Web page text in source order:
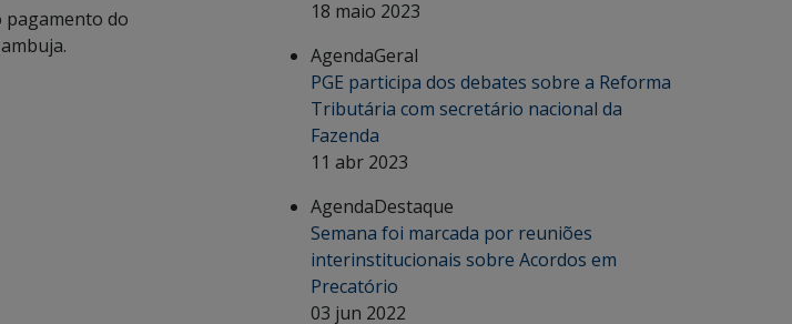
pagamento do
18 maio 2023
AgendaGeral
PGE participa dos debates sobre a Reforma
Tributária com secretário nacional da
Fazenda
11 abr 2023
AgendaDestaque
Semana foi marcada por reuniões
interinstitucionais sobre Acordos em
Precatório
03 jun 2022